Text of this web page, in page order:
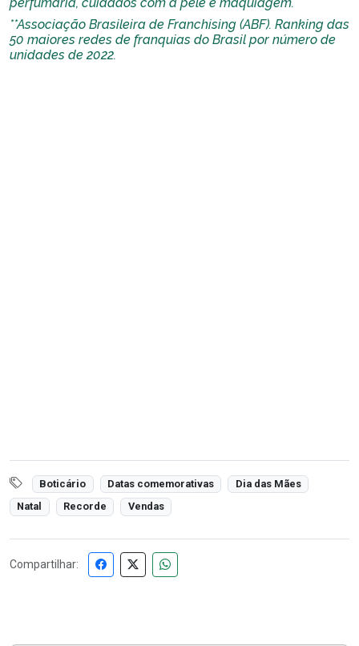
**Associação Brasileira de Franchising (ABF). Ranking das
50 maiores redes de franquias do Brasil por número de
unidades de 2022.
Boticário Datas comemorativas
Dia das Mães
Natal
Recorde Vendas
Compartilhar: